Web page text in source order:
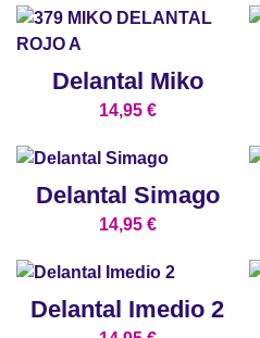
Delantal Miko
14,95 €
Delantal Simago
14,95 €
Delantal Imedio 2